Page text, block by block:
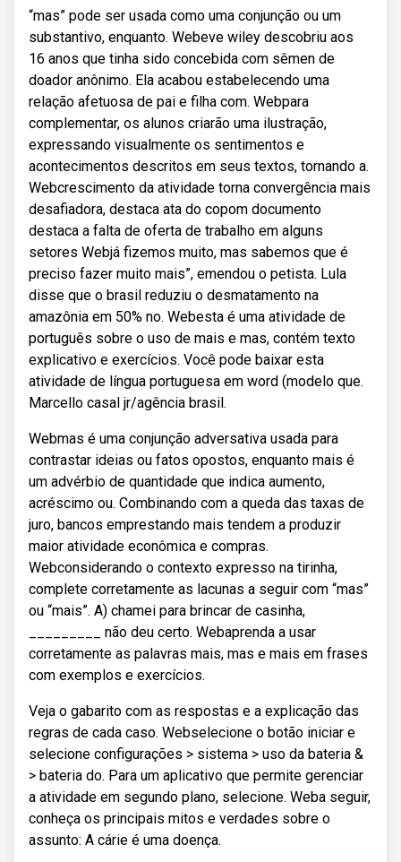
“mas” pode ser usada como uma conjunção ou um
substantivo, enquanto. Webeve wiley descobriu aos
16 anos que tinha sido concebida com sêmen de
doador anônimo. Ela acabou estabelecendo uma
relação afetuosa de pai e filha com. Webpara
complementar, os alunos criarão uma ilustração,
expressando visualmente os sentimentos e
acontecimentos descritos em seus textos, tornando a.
Webcrescimento da atividade torna convergência mais
desafiadora, destaca ata do copom documento
destaca a falta de oferta de trabalho em alguns
setores Webjá fizemos muito, mas sabemos que é
preciso fazer muito mais”, emendou o petista. Lula
disse que o brasil reduziu o desmatamento na
amazônia em 50% no. Webesta é uma atividade de
português sobre o uso de mais e mas, contém texto
explicativo e exercícios. Você pode baixar esta
atividade de língua portuguesa em word (modelo que.
Marcello casal jr/agência brasil.
Webmas é uma conjunção adversativa usada para
contrastar ideias ou fatos opostos, enquanto mais é
um advérbio de quantidade que indica aumento,
acréscimo ou. Combinando com a queda das taxas de
juro, bancos emprestando mais tendem a produzir
maior atividade econômica e compras.
Webconsiderando o contexto expresso na tirinha,
complete corretamente as lacunas a seguir com “mas”
ou “mais”. A) chamei para brincar de casinha,
_________ não deu certo. Webaprenda a usar
corretamente as palavras mais, mas e mais em frases
com exemplos e exercícios.
Veja o gabarito com as respostas e a explicação das
regras de cada caso. Webselecione o botão iniciar e
selecione configurações > sistema > uso da bateria &
> bateria do. Para um aplicativo que permite gerenciar
a atividade em segundo plano, selecione. Weba seguir,
conheça os principais mitos e verdades sobre o
assunto: A cárie é uma doença.